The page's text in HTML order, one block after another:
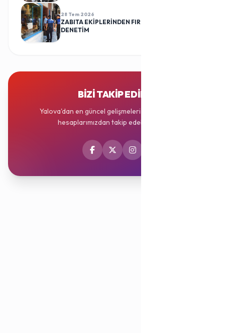
28 Tem 2026
ZABITA EKİPLERİNDEN FIRINLARA RUTİN
DENETİM
BIZI TAKIP EDIN
Yalova'dan en güncel gelişmeleri sosyal medya
hesaplarımızdan takip edebilirsiniz.